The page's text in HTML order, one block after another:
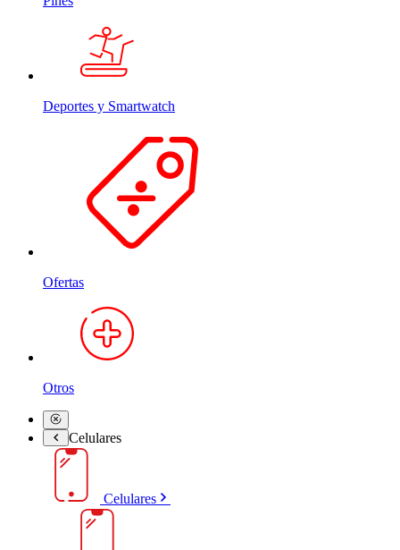
Deportes y Smartwatch
Ofertas
Otros
Celulares
Celulares